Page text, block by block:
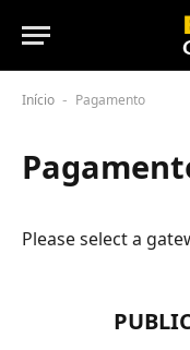
Início - Pagamento
Please select a